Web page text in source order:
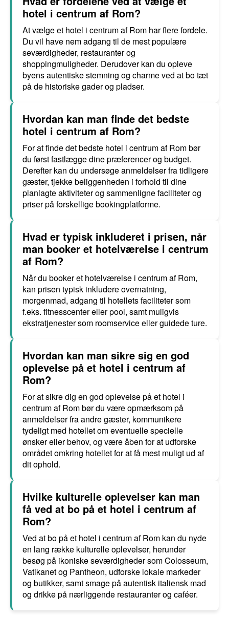
hotel i centrum af Rom?
At vælge et hotel i centrum af Rom har flere fordele.
Du vil have nem adgang til de mest populære
seværdigheder, restauranter og
shoppingmuligheder. Derudover kan du opleve
byens autentiske stemning og charme ved at bo tæt
på de historiske gader og pladser.
Hvordan kan man finde det bedste
hotel i centrum af Rom?
For at finde det bedste hotel i centrum af Rom bør
du først fastlægge dine præferencer og budget.
Derefter kan du undersøge anmeldelser fra tidligere
gæster, tjekke beliggenheden i forhold til dine
planlagte aktiviteter og sammenligne faciliteter og
priser på forskellige bookingplatforme.
Hvad er typisk inkluderet i prisen, når
man booker et hotelværelse i centrum
af Rom?
Når du booker et hotelværelse i centrum af Rom,
kan prisen typisk inkludere overnatning,
morgenmad, adgang til hotellets faciliteter som
f.eks. fitnesscenter eller pool, samt muligvis
ekstratjenester som roomservice eller guidede ture.
Hvordan kan man sikre sig en god
oplevelse på et hotel i centrum af
Rom?
For at sikre dig en god oplevelse på et hotel i
centrum af Rom bør du være opmærksom på
anmeldelser fra andre gæster, kommunikere
tydeligt med hotellet om eventuelle specielle
ønsker eller behov, og være åben for at udforske
området omkring hotellet for at få mest muligt ud af
dit ophold.
Hvilke kulturelle oplevelser kan man
få ved at bo på et hotel i centrum af
Rom?
Ved at bo på et hotel i centrum af Rom kan du nyde
en lang række kulturelle oplevelser, herunder
besøg på ikoniske seværdigheder som Colosseum,
Vatikanet og Pantheon, udforske lokale markeder
og butikker, samt smage på autentisk italiensk mad
og drikke på nærliggende restauranter og caféer.